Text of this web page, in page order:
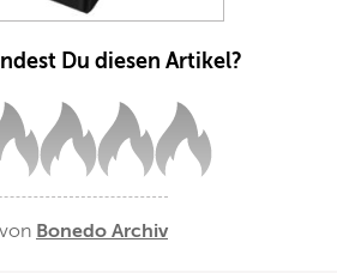
Du diesen Artikel?
von Bonedo Archiv